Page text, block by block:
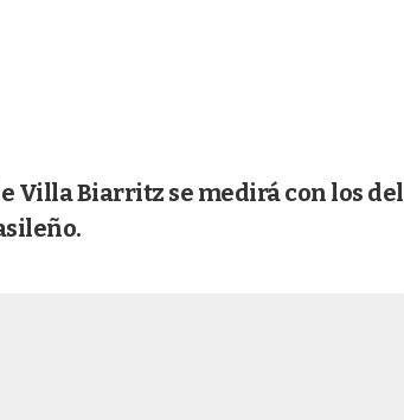
Villa Biarritz se medirá con los del